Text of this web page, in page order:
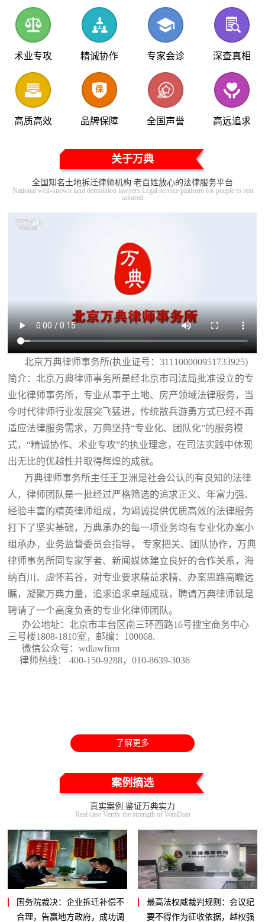
术业专攻 精诚协作 专家会诊 深查真相
高质高效 品牌保障 全国声誉 高远追求
关于万典
全国知名土地拆迁律师机构 老百姓放心的法律服务平台
National well-known land demolition lawyers Legal service platform for people to rest
assured
北京万典律师事务所(执业证号：311100000951733925)
简介：北京万典律师事务所是经北京市司法局批准设立的专
业化律师事务所，专业从事于土地、房产领域法律服务，当
今时代律师行业发展突飞猛进，传统散兵游勇方式已经不再
适应法律服务需求，万典坚持“专业化、团队化”的服务模
式，“精诚协作、术业专攻”的执业理念，在司法实践中体现
出无比的优越性并取得辉煌的成就。
万典律师事务所主任王卫洲是社会公认的有良知的法律
人，律师团队是一批经过严格筛选的追求正义、年富力强、
经验丰富的精英律师组成，为竭诚提供优质高效的法律服务
打下了坚实基础，万典承办的每一项业务均有专业化办案小
组承办，业务监督委员会指导， 专家把关、团队协作，万典
律师事务所同专家学者、新闻媒体建立良好的合作关系，海
纳百川、虚怀若谷，对专业要求精益求精、办案思路高瞻远
瞩，凝聚万典力量，追求追求卓越成就，聘请万典律师就是
聘请了一个高度负责的专业化律师团队。
办公地址：北京市丰台区南三环西路16号搜宝商务中心
三号楼1808-1810室 ，邮编：100068.
微信公众号：wdlawfirm
律师热线： 400-150-9288，010-8639-3036
了解更多
案例摘选
真实案例 鉴证万典实力
Real case Verify the strength of WanDian
国务院裁决：企业拆迁补偿不
合理，告赢地方政府，成功调
最高法权威裁判规则：会议纪
要不得作为征收依据，越权强